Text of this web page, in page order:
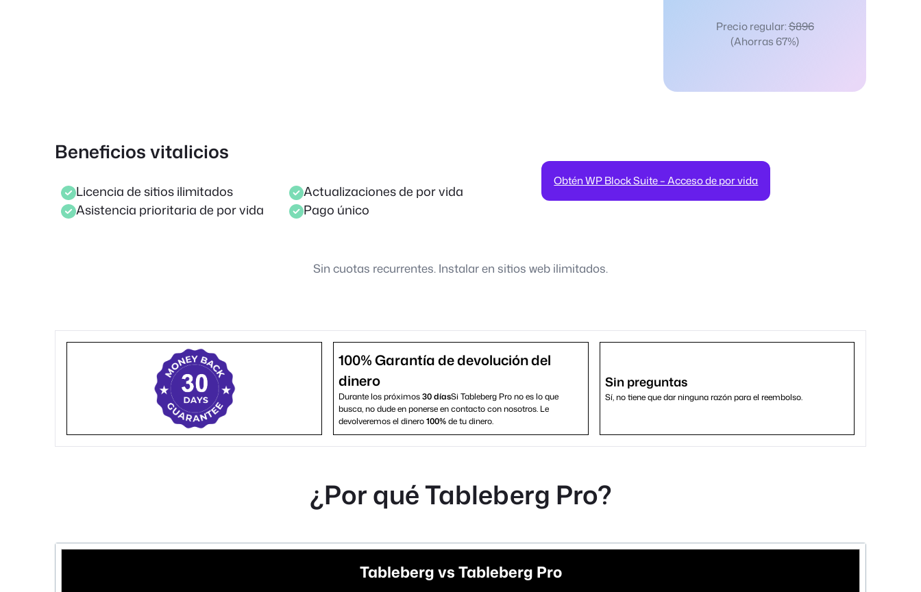
Precio regular:$896
(Ahorras 67%)
Beneficios vitalicios
Licencia de sitios ilimitados
Asistencia prioritaria de por vida
Actualizaciones de por vida
Pago único
Obtén WP Block Suite – Acceso de por vida
Sin cuotas recurrentes. Instalar en sitios web ilimitados.
100% Garantía de devolución del
dinero
Durante los próximos30 díasSi Tableberg Pro no es lo que
busca, no dude en ponerse en contacto con nosotros. Le
devolveremos el dinero100%de tu dinero.
Sin preguntas
Sí, no tiene que dar ninguna razón para el reembolso.
¿Por qué Tableberg Pro?
Tableberg vs Tableberg Pro